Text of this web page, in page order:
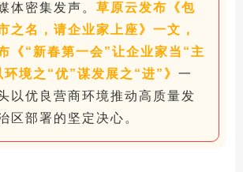
体密集发声。 草原云发布《包
之名，请企业家上座》一文，
《“新春第一会”让企业家当“主
境之“优”谋发展之“进”》 一
以优良营商环境推动高质量发
区部署的坚定决心。